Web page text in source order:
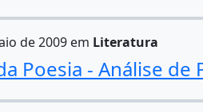
de 2009 em Literatura
Poesia - Análise de